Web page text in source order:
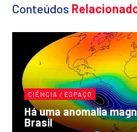
Conteúdos
CIÊNCIA / ESPAÇO
Há uma anomalia
Brasil